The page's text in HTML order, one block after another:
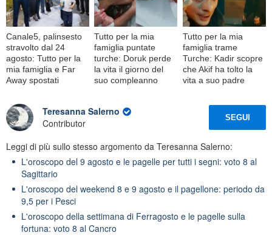
Canale5, palinsesto
stravolto dal 24
agosto: Tutto per la
mia famiglia e Far
Away spostati
Tutto per la mia
famiglia puntate
turche: Doruk perde
la vita il giorno del
suo compleanno
Tutto per la mia
famiglia trame
Turche: Kadir scopre
che Akif ha tolto la
vita a suo padre
Teresanna Salerno
Contributor
SEGUI
Leggi di più sullo stesso argomento da Teresanna Salerno:
L'oroscopo del 9 agosto e le pagelle per tutti i segni: voto 8 al
Sagittario
L'oroscopo del weekend 8 e 9 agosto e il pagellone: periodo da
9,5 per i Pesci
L'oroscopo della settimana di Ferragosto e le pagelle sulla
fortuna: voto 8 al Cancro